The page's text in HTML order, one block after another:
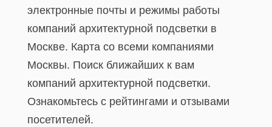
электронные почты и режимы работы
компаний архитектурной подсветки в
Москве. Карта со всеми компаниями
Москвы. Поиск ближайших к вам
компаний архитектурной подсветки.
Ознакомьтесь с рейтингами и отзывами
посетителей.